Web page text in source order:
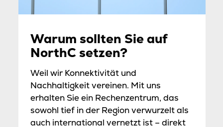
Warum sollten Sie auf
NorthC setzen?
Weil wir Konnektivität und
Nachhaltigkeit vereinen. Mit uns
erhalten Sie ein Rechenzentrum, das
sowohl tief in der Region verwurzelt als
auch international vernetzt ist – direkt